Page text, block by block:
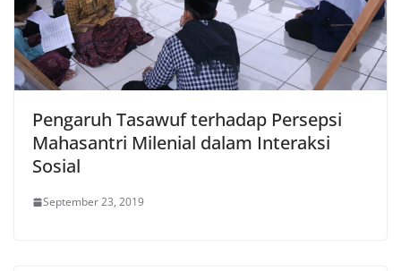
Pengaruh Tasawuf terhadap Persepsi
Mahasantri Milenial dalam Interaksi
Sosial
September 23, 2019